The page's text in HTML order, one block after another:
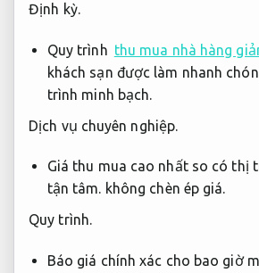
Định kỳ.
Quy trình thu mua nhà hàng
khách sạn được làm nhanh
trình minh bạch.
Dịch vụ chuyên nghiệp.
Giá thu mua cao nhất so có thị
tận tâm. không chèn ép giá.
Quy trình.
Báo giá chính xác cho bao giờ